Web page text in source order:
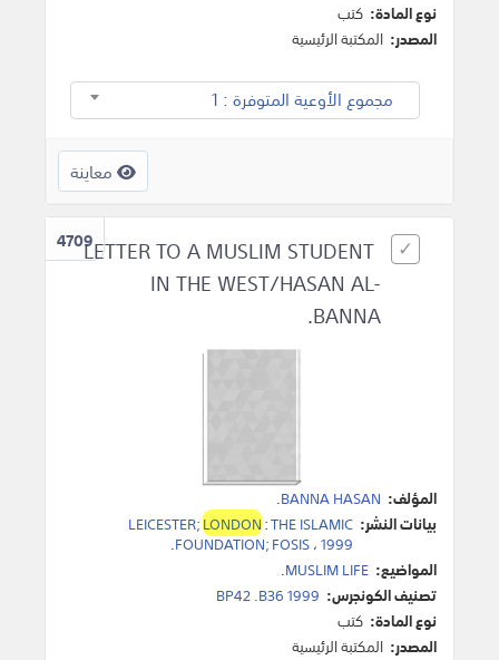
نوع المادة: كتب
المصدر: المكتبة الرئيسية
مجموع الأوعية المتوفرة : 1
معاينة
4709LETTER TO A MUSLIM STUDENT
IN THE WEST/HASAN AL-
BANNA.
المؤلف: BANNA HASAN
.
بيانات النشر:
LEICESTER;LONDON:THE ISLAMIC
FOUNDATION; FOSIS،1999
.
المواضيع: MUSLIM LIFE
.
تصنيف الكونجرس: BP42 .B36 1999
نوع المادة: كتب
المصدر: المكتبة الرئيسية